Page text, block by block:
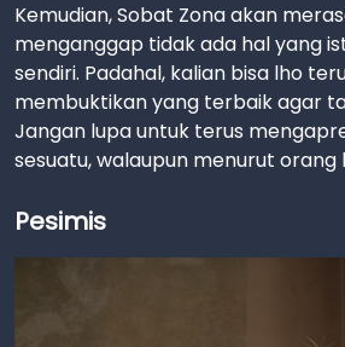
Kemudian, Sobat Zona akan
menganggap tidak ada hal yang
sendiri. Padahal, kalian bisa lho
membuktikan yang terbaik agar
Jangan lupa untuk terus
sesuatu, walaupun menurut
Pesimis